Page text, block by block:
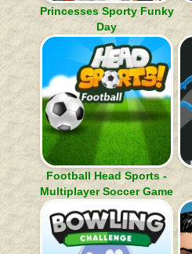
Princesses Sporty Funky
Day
Football Head Sports -
Multiplayer Soccer Game